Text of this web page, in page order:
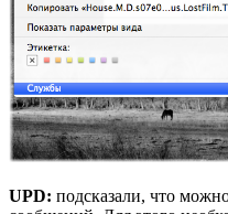
UPD: подсказали, что